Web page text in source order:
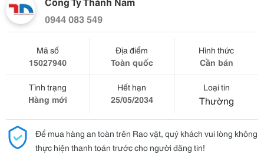
0944 083 549
Mã số
15027940
Địa điểm
Toàn quốc
Hình thức
Cần bán
Tình trạng
Hàng mới
Hết hạn
25/05/2034
Loại tin
Thường
Để mua hàng an toàn trên Rao vặt, quý khách vui lòng không
thực hiện thanh toán trước cho người đăng tin!